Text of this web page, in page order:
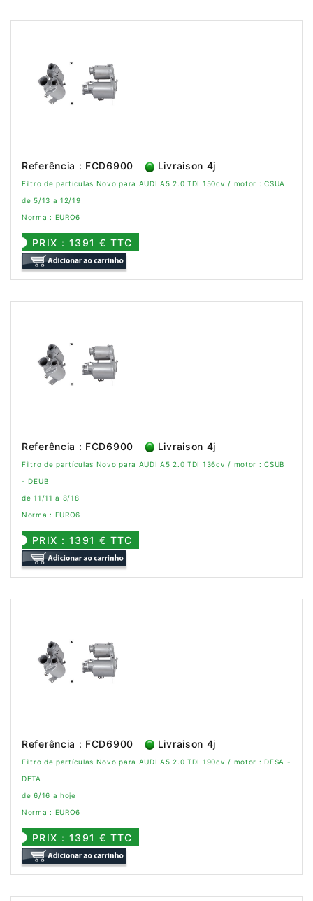
Referência : FCD6900 Livraison 4j
Filtro de partículas Novo para AUDI A5 2.0 TDI 150cv / motor : CSUA
de 5/13 a 12/19
Norma : EURO6
PRIX : 1391 € TTC
Referência : FCD6900 Livraison 4j
Filtro de partículas Novo para AUDI A5 2.0 TDI 136cv / motor : CSUB
- DEUB
de 11/11 a 8/18
Norma : EURO6
PRIX : 1391 € TTC
Referência : FCD6900 Livraison 4j
Filtro de partículas Novo para AUDI A5 2.0 TDI 190cv / motor : DESA -
DETA
de 6/16 a hoje
Norma : EURO6
PRIX : 1391 € TTC